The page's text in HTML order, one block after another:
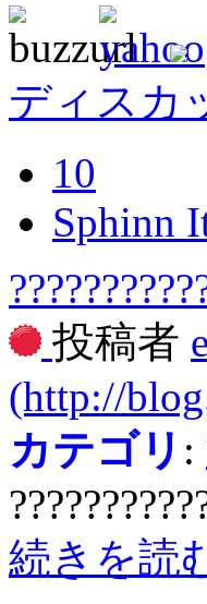
ディスカ
10
Sphinn
投稿者
(http://
カテゴリ :
続きを読